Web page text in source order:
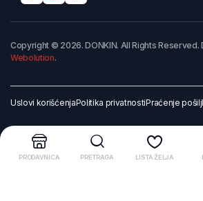
Copyright © 2026. DONKIN. All Rights
Webolution.
Uslovi korišćenjaPolitika privatnostiPraćenje
PRODAVNICA PRETRAGA LISTA ŽELJA